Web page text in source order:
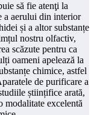
să fie atenţi la
a aerului din interior
și a altor substanțe
nostru olfactiv,
scăzute pentru ca
oameni apelează la
chimice, astfel
de purificare a
științifice arată,
modalitate excelentă